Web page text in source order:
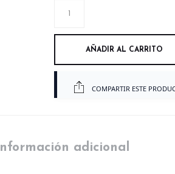
AÑADIR AL CARRITO
COMPARTIR ESTE
Información adicional